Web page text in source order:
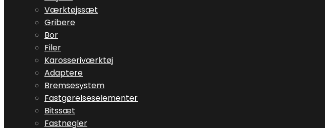
Værktøjssæt
Gribere
Bor
Filer
Karosseriværktøj
Adaptere
Bremsesystem
Fastgørelseselementer
Bitssæt
Fastnøgler